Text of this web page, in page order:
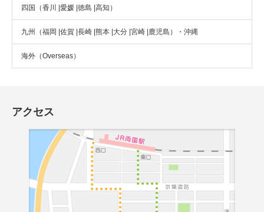
四国（香川 |愛媛 |徳島 |高知）
九州（福岡 |佐賀 |長崎 |熊本 |大分 |宮崎 |鹿児島）・沖縄
海外（Overseas）
アクセス